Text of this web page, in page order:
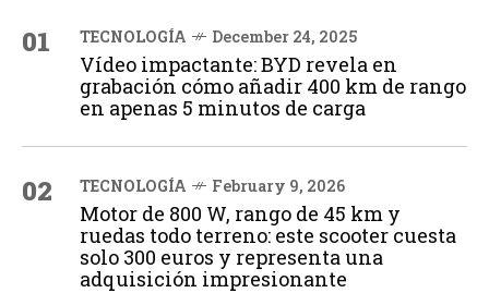
01 TECNOLOGÍA December 24, 2025
Vídeo impactante: BYD revela en
grabación cómo añadir 400 km de rango
en apenas 5 minutos de carga
02 TECNOLOGÍA February 9, 2026
Motor de 800 W, rango de 45 km y
ruedas todo terreno: este scooter cuesta
solo 300 euros y representa una
adquisición impresionante